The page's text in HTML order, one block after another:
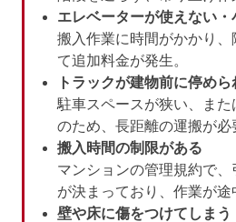
エレベーターが使えない・
搬入作業に時間がかかり、
て追加料金が発生。
トラックが建物前に停めら
駐車スペースが狭い、ま
のため、長距離の運搬が必
搬入時間の制限がある
マンションの管理規約で
が決まっており、作業が途
壁や床に傷をつけてしまう